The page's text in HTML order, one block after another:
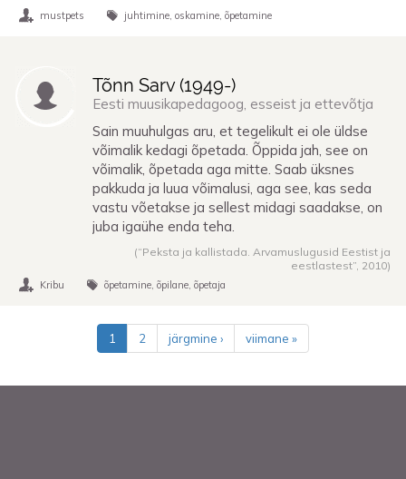
mustpets juhtimine oskamine õpetamine
Tõnn Sarv (1949-)
Eesti muusikapedagoog, esseist ja ettevõtja
Sain muuhulgas aru, et tegelikult ei ole üldse
võimalik kedagi õpetada. Õppida jah, see on
võimalik, õpetada aga mitte. Saab üksnes
pakkuda ja luua võimalusi, aga see, kas seda
vastu võetakse ja sellest midagi saadakse, on
juba igaühe enda teha.
(“Peksta ja kallistada. Arvamuslugusid Eestist ja
eestlastest”, 2010)
Kribu õpetamine õpilane õpetaja
1 2 järgmine › viimane »